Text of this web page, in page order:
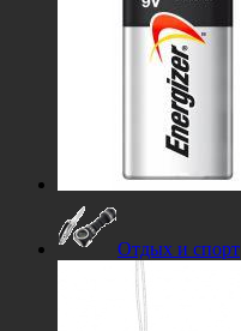
Отдых и спорт